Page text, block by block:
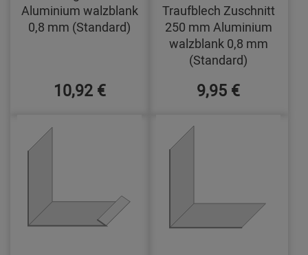
Aluminium walzblank
0,8 mm (Standard)
10,92 €
Traufblech Zuschnitt
250 mm Aluminium
walzblank 0,8 mm
(Standard)
9,95 €